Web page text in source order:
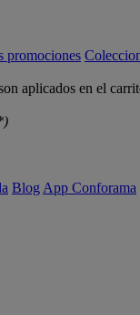
promociones
aplicados en el
Blog App Conforama